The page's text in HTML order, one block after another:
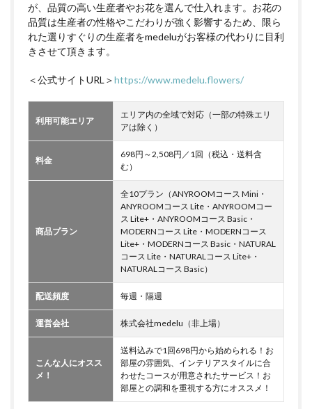
が、品質の高い生産者やお花を選んで仕入れます。お花の
品質は生産者の性格やこだわりが強く影響するため、限ら
れた選りすぐりの生産者をmedeluがお客様の代わりに目利
きさせて頂きます。
＜公式サイトURL＞https://www.medelu.flowers/
利用可能エリア
エリア内の全域で対応（一部の特殊エリ
アは除く）
料金
698円～2,508円／1回（税込・送料含
む）
商品プラン
全10プラン（ANYROOMコース Mini・
ANYROOMコース Lite・ANYROOMコー
ス Lite+・ANYROOMコース Basic・
MODERNコース Lite・MODERNコース
Lite+・MODERNコース Basic・NATURAL
コース Lite・NATURALコース Lite+・
NATURALコース Basic）
配送頻度 毎週・隔週
運営会社 株式会社medelu（非上場）
こんな人にオスス
メ！
送料込みで1回698円から始められる！お
部屋の雰囲気、インテリアスタイルに合
わせたコースが用意されたサービス！お
部屋との調和を重視する方にオススメ！